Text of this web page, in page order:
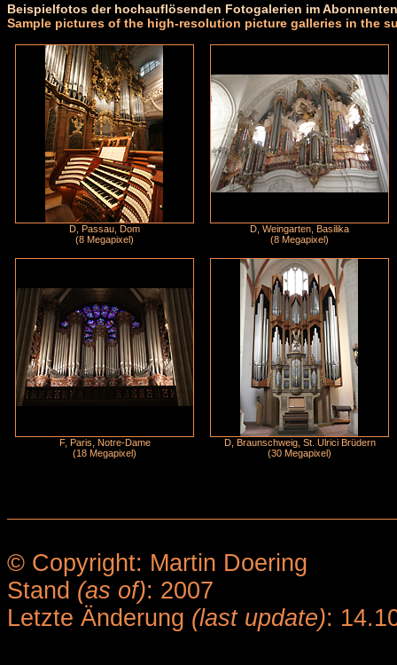
Beispielfotos der hochauflösenden Fotogalerien im
Sample pictures of the high-resolution picture galleries in the
D, Passau, Dom
(8 Megapixel)
D, Weingarten, Basilika
(8 Megapixel)
F, Paris, Notre-Dame
(18 Megapixel)
D, Braunschweig, St. Ulrici Brüdern
(30 Megapixel)
© Copyright: Martin Doering
Stand (as of): 2007
Letzte Änderung (last update):